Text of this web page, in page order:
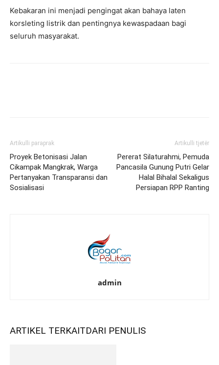
Kebakaran ini menjadi pengingat akan bahaya laten
korsleting listrik dan pentingnya kewaspadaan bagi
seluruh masyarakat.
Artikulli paraprak
Proyek Betonisasi Jalan
Cikampak Mangkrak, Warga
Pertanyakan Transparansi dan
Sosialisasi
Artikulli tjetër
Pererat Silaturahmi, Pemuda
Pancasila Gunung Putri Gelar
Halal Bihalal Sekaligus
Persiapan RPP Ranting
admin
ARTIKEL TERKAITDARI PENULIS